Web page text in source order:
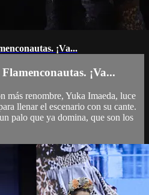
¡Va...
¡Va...
más renombre, Yuka Imaeda, luce
llenar el escenario con su cante.
palo que ya domina, que son los